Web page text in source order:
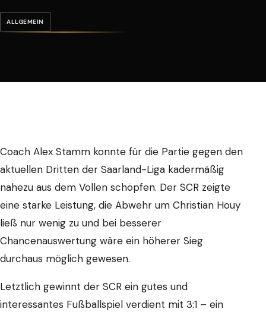
ALLGEMEIN
Coach Alex Stamm konnte für die Partie gegen den
aktuellen Dritten der Saarland-Liga kadermäßig
nahezu aus dem Vollen schöpfen. Der SCR zeigte
eine starke Leistung, die Abwehr um Christian Houy
ließ nur wenig zu und bei besserer
Chancenauswertung wäre ein höherer Sieg
durchaus möglich gewesen.
Letztlich gewinnt der SCR ein gutes und
interessantes Fußballspiel verdient mit 3:1 – ein